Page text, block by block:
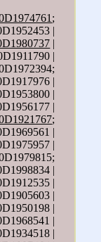
;
|
|
|
|
|
|
;
|
|
|
|
|
|
|
|